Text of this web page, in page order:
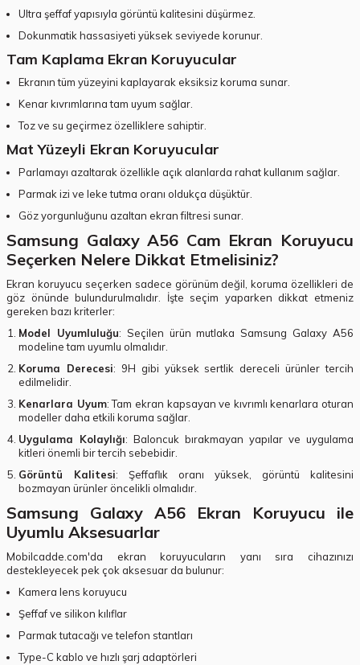
Ultra şeffaf yapısıyla görüntü kalitesini düşürmez.
Dokunmatik hassasiyeti yüksek seviyede korunur.
Tam Kaplama Ekran Koruyucular
Ekranın tüm yüzeyini kaplayarak eksiksiz koruma sunar.
Kenar kıvrımlarına tam uyum sağlar.
Toz ve su geçirmez özelliklere sahiptir.
Mat Yüzeyli Ekran Koruyucular
Parlamayı azaltarak özellikle açık alanlarda rahat kullanım sağlar.
Parmak izi ve leke tutma oranı oldukça düşüktür.
Göz yorgunluğunu azaltan ekran filtresi sunar.
Samsung Galaxy A56 Cam Ekran Koruyucu
Seçerken Nelere Dikkat Etmelisiniz?
Ekran koruyucu seçerken sadece görünüm değil, koruma özellikleri de
göz önünde bulundurulmalıdır. İşte seçim yaparken dikkat etmeniz
gereken bazı kriterler:
Model Uyumluluğu: Seçilen ürün mutlaka Samsung Galaxy A56
modeline tam uyumlu olmalıdır.
Koruma Derecesi: 9H gibi yüksek sertlik dereceli ürünler tercih
edilmelidir.
Kenarlara Uyum: Tam ekran kapsayan ve kıvrımlı kenarlara oturan
modeller daha etkili koruma sağlar.
Uygulama Kolaylığı: Baloncuk bırakmayan yapılar ve uygulama
kitleri önemli bir tercih sebebidir.
Görüntü Kalitesi: Şeffaflık oranı yüksek, görüntü kalitesini
bozmayan ürünler öncelikli olmalıdır.
Samsung Galaxy A56 Ekran Koruyucu ile
Uyumlu Aksesuarlar
Mobilcadde.com'da ekran koruyucuların yanı sıra cihazınızı
destekleyecek pek çok aksesuar da bulunur:
Kamera lens koruyucu
Şeffaf ve silikon kılıflar
Parmak tutacağı ve telefon stantları
Type-C kablo ve hızlı şarj adaptörleri